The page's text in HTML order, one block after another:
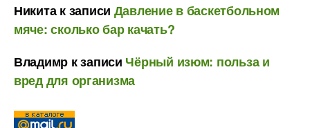
Никитак записи Давление в баскетбольном
мяче: сколько бар качать?
Владимр к записи Чёрный изюм: польза и
вред для организма